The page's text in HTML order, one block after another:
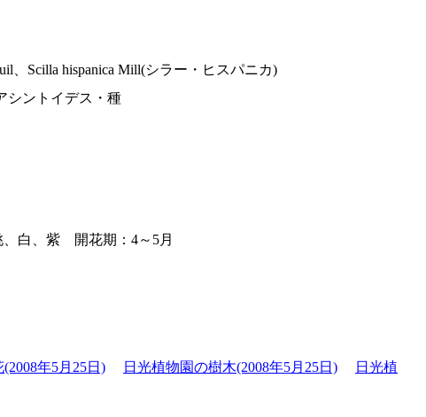
、Scilla hispanica Mill(シラー・ヒスパニカ)
シントイデス・種
白、紫 開花期：4～5月
年5月25日) 日光植物園の樹木(2008年5月25日)
日光植